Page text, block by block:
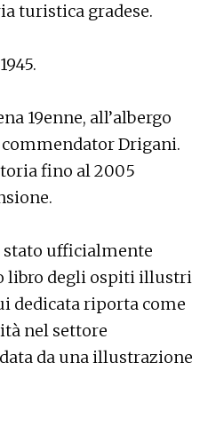
turistica gradese.
19enne, all’albergo
Drigani.
fino al 2005
stato ufficialmente
libro degli ospiti illustri
dedicata riporta come
nel settore
da una illustrazione